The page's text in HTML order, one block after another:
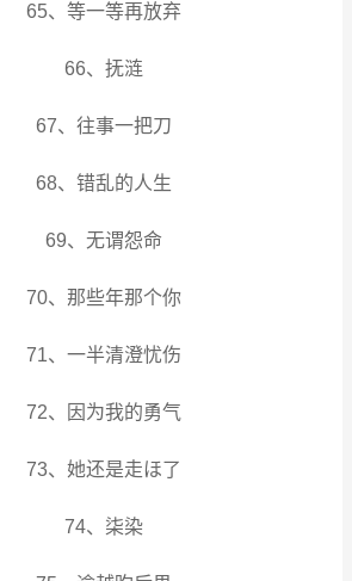
65、等一等再放弃
66、抚涟
67、往事一把刀
68、错乱的人生
69、无谓怨命
70、那些年那个你
71、一半清澄忧伤
72、因为我的勇气
73、她还是走ほ了
74、柒染